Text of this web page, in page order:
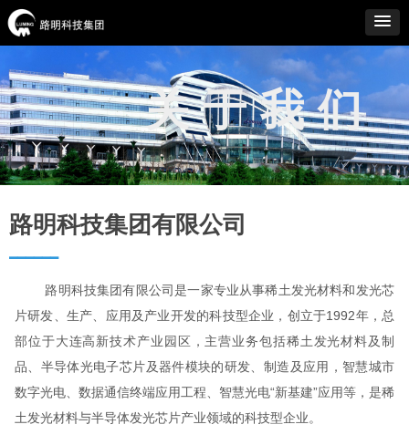
关于我们
路明科技集团有限公司
▂▂▂▂▂▂
路明科技集团有限公司是一家专业从事稀土发光材料和发光芯
片研发、生产、应用及产业开发的科技型企业，创立于1992年，总
部位于大连高新技术产业园区，主营业务包括稀土发光材料及制
品、半导体光电子芯片及器件模块的研发、制造及应用，智慧城市
数字光电、数据通信终端应用工程、智慧光电“新基建”应用等，是稀
土发光材料与半导体发光芯片产业领域的科技型企业。